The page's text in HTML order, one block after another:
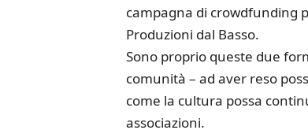
campagna di crowdfunding
Produzioni dal Basso.
Sono proprio queste due
comunità – ad aver reso
come la cultura possa
associazioni.